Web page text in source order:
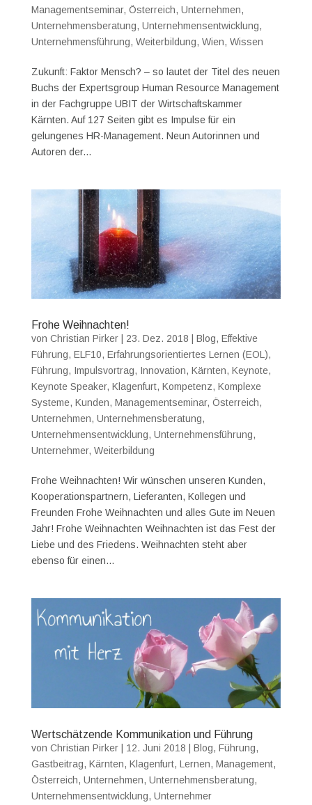
Managementseminar, Österreich, Unternehmen,
Unternehmensberatung, Unternehmensentwicklung,
Unternehmensführung, Weiterbildung, Wien, Wissen
Zukunft: Faktor Mensch? – so lautet der Titel des neuen
Buchs der Expertsgroup Human Resource Management
in der Fachgruppe UBIT der Wirtschaftskammer
Kärnten. Auf 127 Seiten gibt es Impulse für ein
gelungenes HR-Management. Neun Autorinnen und
Autoren der...
Frohe Weihnachten!
von Christian Pirker| 23. Dez. 2018 Blog, Effektive
Führung, ELF10, Erfahrungsorientiertes Lernen (EOL),
Führung, Impulsvortrag, Innovation, Kärnten, Keynote,
Keynote Speaker, Klagenfurt, Kompetenz, Komplexe
Systeme, Kunden, Managementseminar, Österreich,
Unternehmen, Unternehmensberatung,
Unternehmensentwicklung, Unternehmensführung,
Unternehmer, Weiterbildung
Frohe Weihnachten! Wir wünschen unseren Kunden,
Kooperationspartnern, Lieferanten, Kollegen und
Freunden Frohe Weihnachten und alles Gute im Neuen
Jahr! Frohe Weihnachten Weihnachten ist das Fest der
Liebe und des Friedens. Weihnachten steht aber
ebenso für einen...
Wertschätzende Kommunikation und Führung
von Christian Pirker| 12. Juni 2018 Blog, Führung,
Gastbeitrag, Kärnten, Klagenfurt, Lernen, Management,
Österreich, Unternehmen, Unternehmensberatung,
Unternehmensentwicklung, Unternehmer